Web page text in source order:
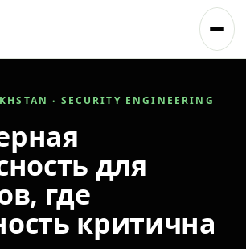
· SECURITY ENGINEERING
для
где
критична